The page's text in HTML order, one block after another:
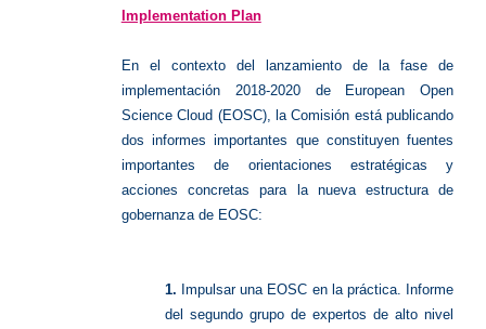
Implementation Plan
En el contexto del lanzamiento de la fase de
implementación 2018-2020 de European Open
Science Cloud (EOSC), la Comisión está publicando
dos informes importantes que constituyen fuentes
importantes de orientaciones estratégicas y
acciones concretas para la nueva estructura de
gobernanza de EOSC:
1. Impulsar una EOSC en la práctica. Informe
del segundo grupo de expertos de alto nivel